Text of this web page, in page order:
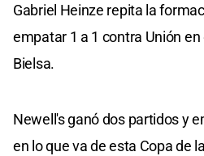
Gabriel Heinze repita la
empatar 1 a 1 contra Unión
Bielsa.
Newell's ganó dos partidos y
en lo que va de esta Copa de